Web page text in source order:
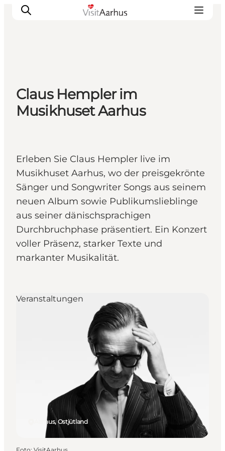
Sehen und erleben
Veranstaltungen
Städte und Regionen
Claus Hempler im
Musikhuset Aarhus
Erleben Sie Claus Hempler live im
Musikhuset Aarhus, wo der preisgekrönte
Sänger und Songwriter Songs aus seinem
neuen Album sowie Publikumslieblinge
aus seiner dänischsprachigen
Durchbruchphase präsentiert. Ein Konzert
voller Präsenz, starker Texte und
markanter Musikalität.
Aarhus, Ostjütland
Veranstaltungen